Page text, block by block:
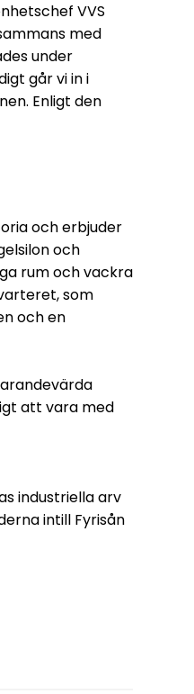
VVS
med
under
går vi in i
Enligt den
och erbjuder
och
rum och vackra
som
och en
att vara med
industriella arv
intill Fyrisån